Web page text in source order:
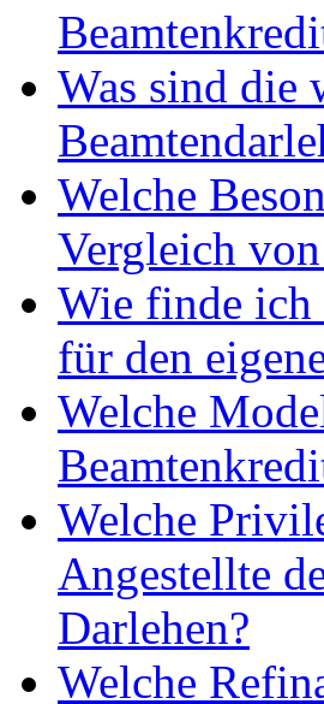
Was sind die
Welche
Vergleich
Wie finde ich
für den
Welche
Welche
Angestellte
Darlehen?
Welche